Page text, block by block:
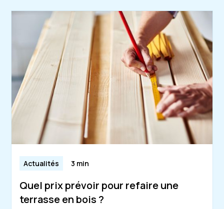
Actualités 3 min
Quel prix prévoir pour refaire une
terrasse en bois ?